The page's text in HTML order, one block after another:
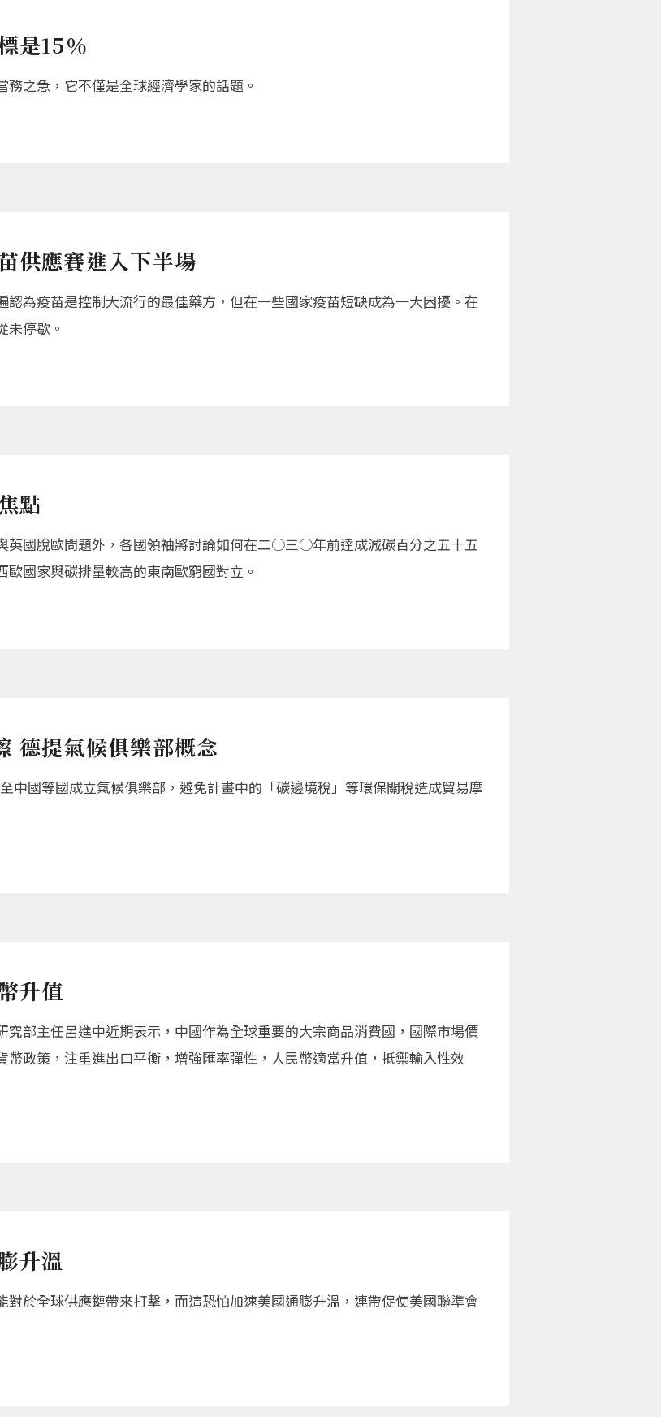
是15％
之急，它不僅是全球經濟學家的話題。
供應賽進入下半場
為疫苗是控制大流行的最佳藥方，但在一些國家疫苗短缺成為一大困擾。在
未停歇。
點
英國脫歐問題外，各國領袖將討論如何在二○三○年前達成減碳百分之五十五
國家與碳排量較高的東南歐窮國對立。
德提氣候俱樂部概念
中國等國成立氣候俱樂部，避免計畫中的「碳邊境稅」等環保關稅造成貿易摩
升值
部主任呂進中近期表示，中國作為全球重要的大宗商品消費國，國際市場價
政策，注重進出口平衡，增強匯率彈性，人民幣適當升值，抵禦輸入性效
升溫
於全球供應鏈帶來打擊，而這恐怕加速美國通膨升溫，連帶促使美國聯準會